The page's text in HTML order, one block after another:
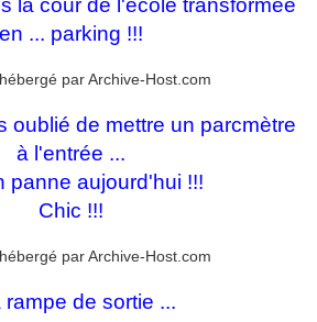
la cour de l'école transformée
en ... parking !!!
oublié de mettre un parcmètre
à l'entrée ...
panne aujourd'hui !!!
Chic !!!
rampe de sortie ...